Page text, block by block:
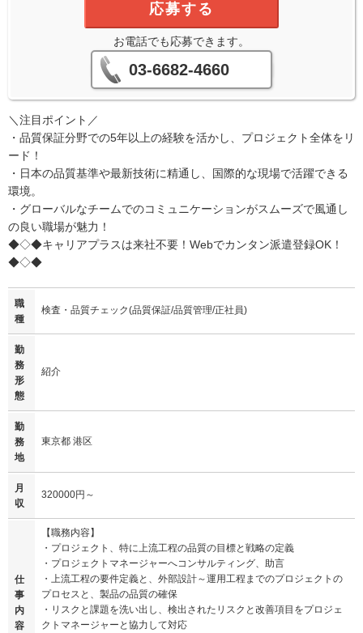
応募する
お電話でも応募できます。
03-6682-4660
＼注目ポイント／
・品質保証分野での5年以上の経験を活かし、プロジェクト全体をリ
ード！
・日本の品質基準や最新技術に精通し、国際的な現場で活躍できる
環境。
・グローバルなチームでのコミュニケーションがスムーズで風通し
の良い職場が魅力！
◆◇◆キャリアプラスは来社不要！Webでカンタン派遣登録OK！
◆◇◆
職
種
検査・品質チェック(品質保証/品質管理/正社員)
勤
務
形
態
紹介
勤
務
地
東京都 港区
月
収
320000円～
仕
事
内
容
【職務内容】
・プロジェクト、特に上流工程の品質の目標と戦略の定義
・プロジェクトマネージャーへコンサルティング、助言
・上流工程の要件定義と、外部設計～運用工程までのプロジェクトの
プロセスと、製品の品質の確保
・リスクと課題を洗い出し、検出されたリスクと改善項目をプロジェ
クトマネージャーと協力して対応